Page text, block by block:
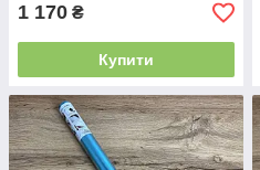
1 170 ₴
Купити